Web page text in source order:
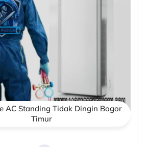
AC Standing Tidak Dingin Bogor
Timur